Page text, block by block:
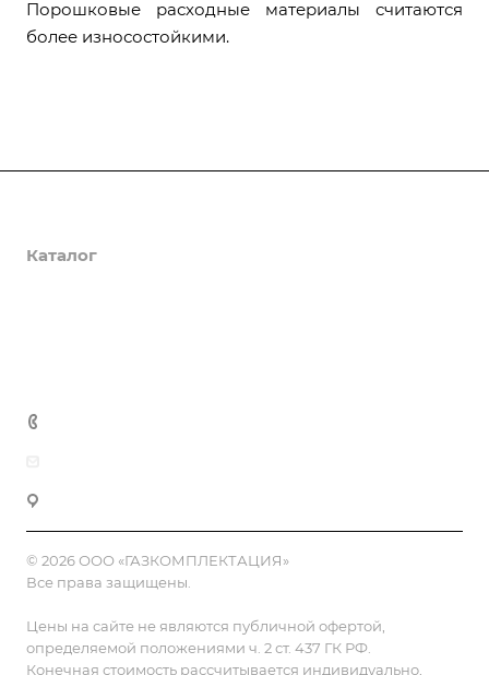
Порошковые расходные материалы считаются
более износостойкими.
Каталог
© 2026 ООО «ГАЗКОМПЛЕКТАЦИЯ»
Все права защищены.
Цены на сайте не являются публичной офертой,
определяемой положениями ч. 2 ст. 437 ГК РФ.
Конечная стоимость рассчитывается индивидуально,